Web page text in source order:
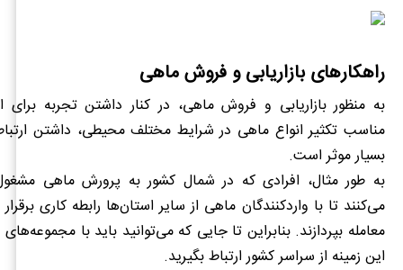
راهکارهای بازاریابی و فروش ماهی
به منظور بازاریابی و فروش ماهی، در کنار داشتن تجربه برای
مناسب تکثیر انواع ماهی در شرایط مختلف محیطی، داشتن
بسیار موثر است.
به طور مثال، افرادی که در شمال کشور به پرورش ماهی
می‌کنند تا با واردکنندگان ماهی از سایر استان‌ها رابطه کاری
معامله بپردازند. بنابراین تا جایی که می‌توانید باید با
این زمینه از سراسر کشور ارتباط بگیرید.